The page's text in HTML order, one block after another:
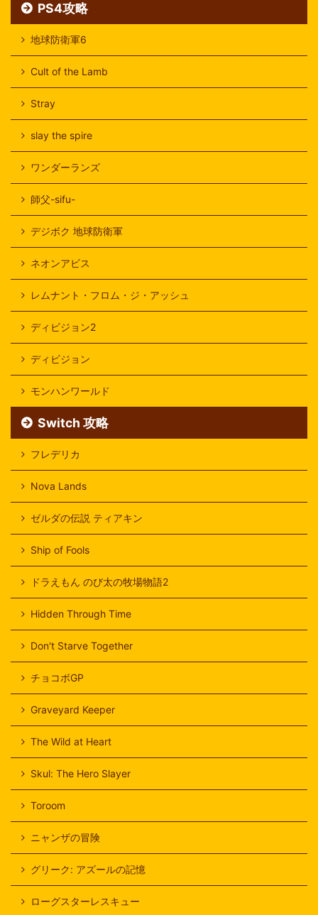
PS4攻略
地球防衛軍6
Cult of the Lamb
Stray
slay the spire
ワンダーランズ
師父-sifu-
デジボク 地球防衛軍
ネオンアビス
レムナント・フロム・ジ・アッシュ
ディビジョン2
ディビジョン
モンハンワールド
Switch 攻略
フレデリカ
Nova Lands
ゼルダの伝説 ティアキン
Ship of Fools
ドラえもん のび太の牧場物語2
Hidden Through Time
Don't Starve Together
チョコボGP
Graveyard Keeper
The Wild at Heart
Skul: The Hero Slayer
Toroom
ニャンザの冒険
グリーク: アズールの記憶
ローグスターレスキュー